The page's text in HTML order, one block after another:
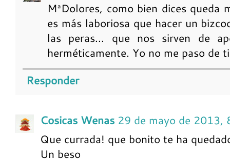
MªDolores, como bien dices queda
es más laboriosa que hacer un
las peras... que nos sirven de
herméticamente. Yo no me paso de
Responder
Cosicas Wenas 29 de mayo de 2013,
Que currada! que bonito te ha
Un beso